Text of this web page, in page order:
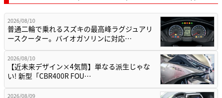
2026/08/10
普通二輪で乗れるスズキの最高峰ラグジュアリ
ースクーター。バイオガソリンに対応…
2026/08/10
【近未来デザイン×4気筒】単なる派生じゃな
い! 新型「CBR400R FOU…
2026/08/09